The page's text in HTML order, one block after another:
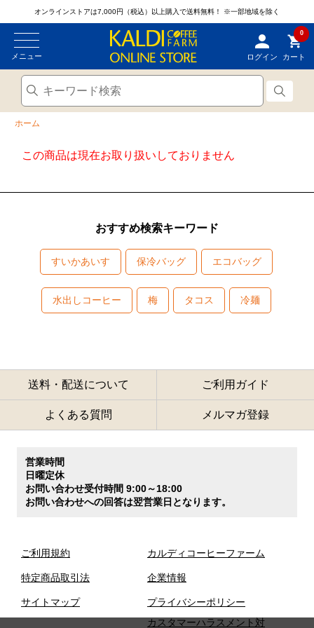
オンラインストアは7,000円（税込）以上購入で送料無料！ ※一部地域を除く
メニュー ログイン
0
カート
ホーム
この商品は現在お取り扱いしておりません
おすすめ検索キーワード
すいかあいす 保冷バッグ エコバッグ
水出しコーヒー 梅 タコス 冷麺
送料・配送について ご利用ガイド
よくある質問 メルマガ登録
営業時間
日曜定休
お問い合わせ受付時間 9:00～18:00
お問い合わせへの回答は翌営業日となります。
ご利用規約
特定商品取引法
サイトマップ
カルディコーヒーファーム
企業情報
プライバシーポリシー
カスタマーハラスメント対